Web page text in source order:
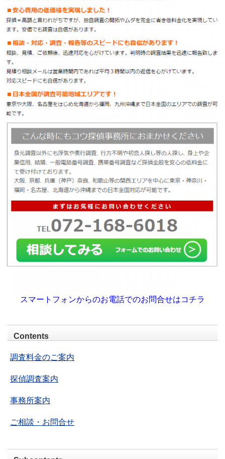
スマートフォンからのお電話でのお問合せはコチラ
Contents
調査料金のご案内
探偵調査案内
事務所案内
ご相談・お問合せ